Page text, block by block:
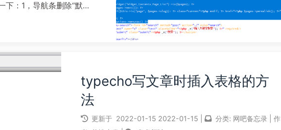
：1，导航条删除“默认
主题和...
typecho写文章时插入表格的方
法
更新于 2022-01-15 2022-01-15 分类: 网吧备忘录
作